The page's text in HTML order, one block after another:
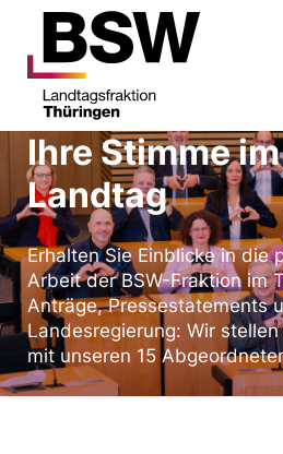
Ihre Stimme
Landtag
Erhalten Sie Einblicke in die
Arbeit der BSW-Fraktion im
Anträge, Pressestatements
Landesregierung: Wir
mit unseren 15